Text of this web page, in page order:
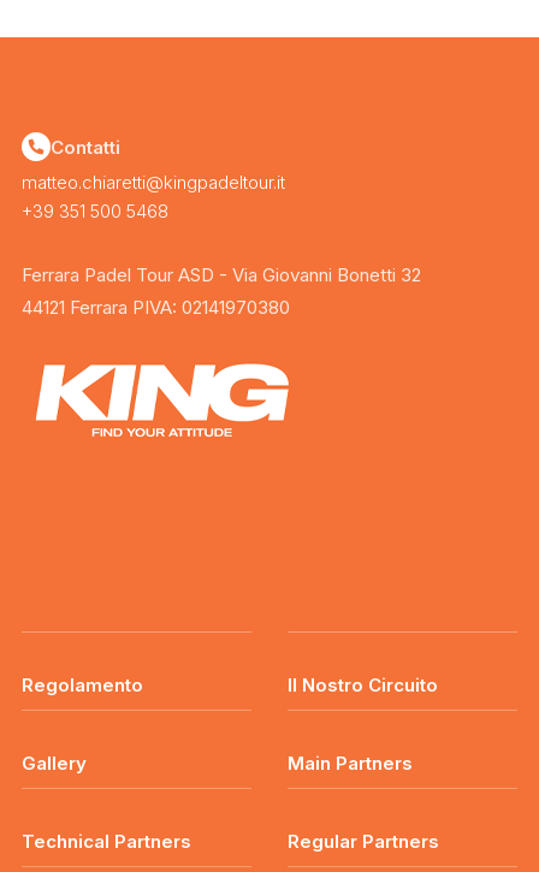
Contatti
matteo.chiaretti@kingpadeltour.it
+39 351 500 5468
Ferrara Padel Tour ASD - Via Giovanni Bonetti 32
44121 Ferrara PIVA: 02141970380
Regolamento Il Nostro Circuito
Gallery Main Partners
Technical Partners Regular Partners